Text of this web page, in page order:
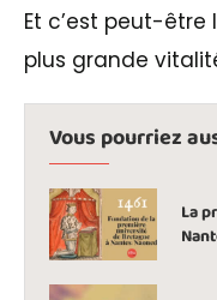
Et c’est peut-
plus grande
Vous pourriez
La